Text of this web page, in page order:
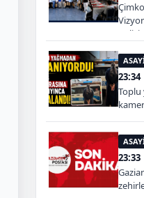
23:34
Toplu
23:33